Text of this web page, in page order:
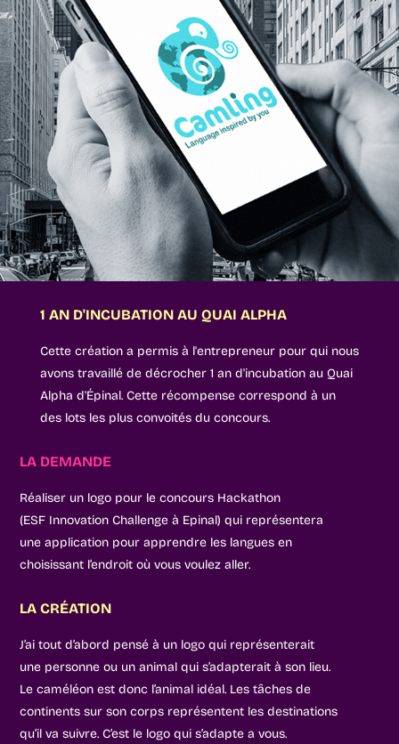
1 AN D'INCUBATION AU QUAI ALPHA
Cette création a permis à l'entrepreneur pour qui nous
avons travaillé de décrocher 1 an d'incubation au Quai
Alpha d'Épinal. Cette récompense correspond à un
des lots les plus convoités du concours.
LA DEMANDE
Réaliser un logo pour le concours Hackathon
(ESF Innovation Challenge à Epinal) qui représentera
une application pour apprendre les langues en
choisissant l’endroit où vous voulez aller.
LA CRÉATION
J’ai tout d’abord pensé à un logo qui représenterait
une personne ou un animal qui s’adapterait à son lieu.
Le caméléon est donc l’animal idéal. Les tâches de
continents sur son corps représentent les destinations
qu’il va suivre. C’est le logo qui s’adapte a vous.